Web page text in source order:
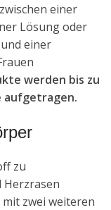
einer
Lösung oder
einer
werden bis zu
aufgetragen.
zu
Herzrasen
zwei weiteren